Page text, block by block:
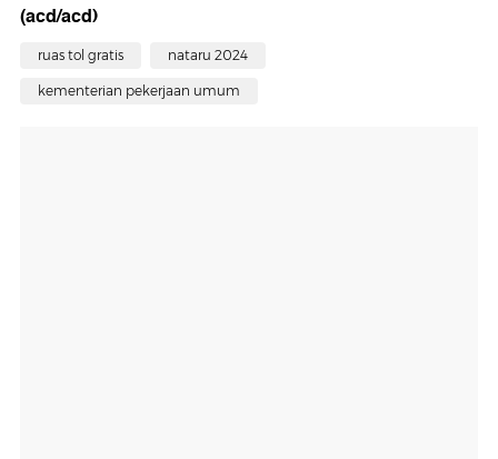
(acd/acd)
ruas tol gratis nataru 2024
kementerian pekerjaan umum